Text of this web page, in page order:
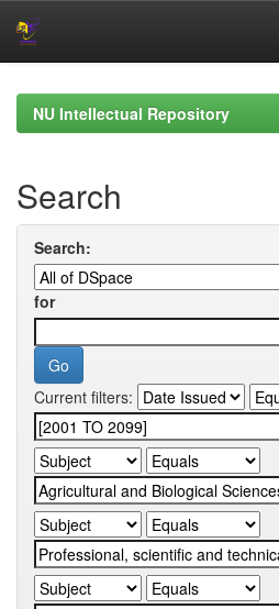
navigationNU Intellectual Repository
Search
Search:
for
Current filters: